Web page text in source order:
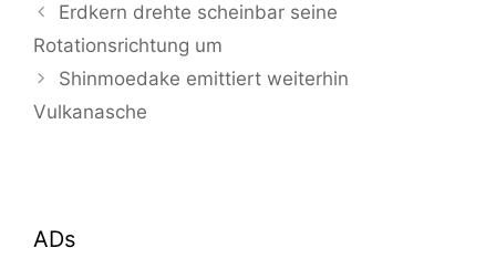
Erdkern drehte scheinbar seine
Rotationsrichtung um
Shinmoedake emittiert weiterhin
Vulkanasche
ADs